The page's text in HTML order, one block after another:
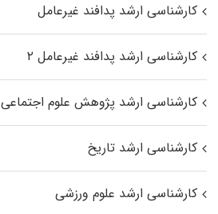
کارشناسی ارشد پدافند غیرعامل
کارشناسی ارشد پدافند غیرعامل ۲
کارشناسی ارشد پژوهش علوم اجتماعی
کارشناسی ارشد تاریخ
کارشناسی ارشد علوم ورزشی